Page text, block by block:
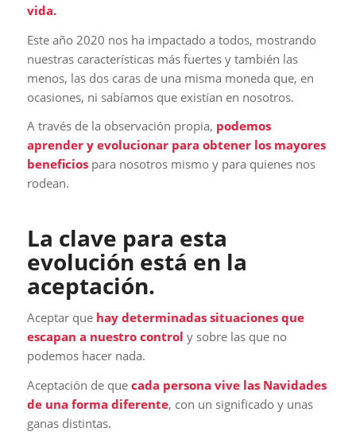
vida.
Este año 2020 nos ha impactado a todos, mostrando
nuestras características más fuertes y también las
menos, las dos caras de una misma moneda que, en
ocasiones, ni sabíamos que existían en nosotros.
A través de la observación propia, podemos
aprender y evolucionar para obtener los mayores
beneficios para nosotros mismo y para quienes nos
rodean.
La clave para esta
evolución está en la
aceptación.
Aceptar que hay determinadas situaciones que
escapan a nuestro control y sobre las que no
podemos hacer nada.
Aceptación de que cada persona vive las Navidades
de una forma diferente, con un significado y unas
ganas distintas.